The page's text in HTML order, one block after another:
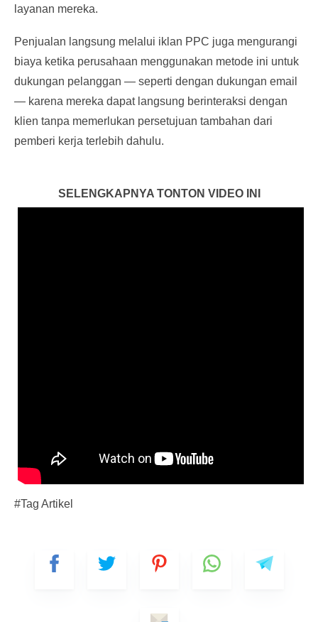
layanan mereka.
Penjualan langsung melalui iklan PPC juga mengurangi
biaya ketika perusahaan menggunakan metode ini untuk
dukungan pelanggan — seperti dengan dukungan email
— karena mereka dapat langsung berinteraksi dengan
klien tanpa memerlukan persetujuan tambahan dari
pemberi kerja terlebih dahulu.
SELENGKAPNYA TONTON VIDEO INI
#Tag Artikel